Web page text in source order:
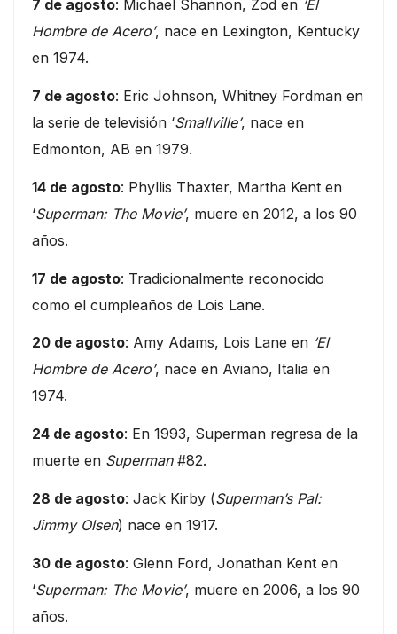
7 de agosto: Michael Shannon, Zod en ‘El
Hombre de Acero’, nace en Lexington, Kentucky
en 1974.
7 de agosto: Eric Johnson, Whitney Fordman en
la serie de televisión ‘Smallville’, nace en
Edmonton, AB en 1979.
14 de agosto: Phyllis Thaxter, Martha Kent en
‘Superman: The Movie’, muere en 2012, a los 90
años.
17 de agosto: Tradicionalmente reconocido
como el cumpleaños de Lois Lane.
20 de agosto: Amy Adams, Lois Lane en ‘El
Hombre de Acero’, nace en Aviano, Italia en
1974.
24 de agosto: En 1993, Superman regresa de la
muerte en Superman#82.
28 de agosto: Jack Kirby (Superman’s Pal:
Jimmy Olsen) nace en 1917.
30 de agosto: Glenn Ford, Jonathan Kent en
‘Superman: The Movie’, muere en 2006, a los 90
años.